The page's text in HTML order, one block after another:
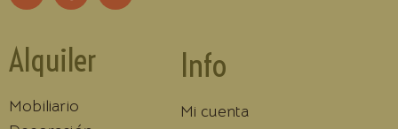
Alquiler
Mobiliario
Info
Mi cuenta